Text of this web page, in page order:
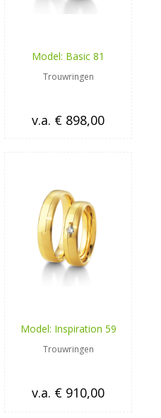
Model: Basic 81
Trouwringen
v.a. € 898,00
Model: Inspiration 59
Trouwringen
v.a. € 910,00